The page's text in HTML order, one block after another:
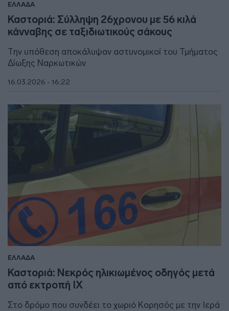
ΕΛΛΑΔΑ
Καστοριά: Σύλληψη 26χρονου με 56 κιλά
κάνναβης σε ταξιδιωτικούς σάκους
Την υπόθεση αποκάλυψαν αστυνομικοί του Τμήματος
Δίωξης Ναρκωτικών
16.03.2026 - 16:22
ΕΛΛΑΔΑ
Καστοριά: Νεκρός ηλικιωμένος οδηγός μετά
από εκτροπή ΙΧ
Στο δρόμο που συνδέει το χωριό Κορησός με την Ιερά